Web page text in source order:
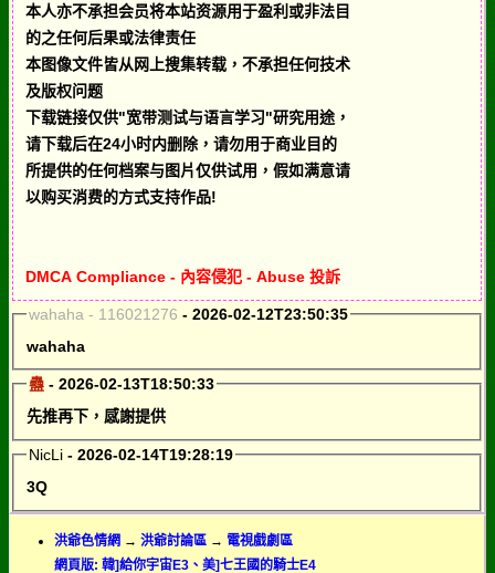
本人亦不承担会员将本站资源用于盈利或非法目
的之任何后果或法律责任
本图像文件皆从网上搜集转载，不承担任何技术
及版权问题
下载链接仅供"宽带测试与语言学习"研究用途，
请下载后在24小时内删除，请勿用于商业目的
所提供的任何档案与图片仅供试用，假如满意请
以购买消费的方式支持作品!
DMCA Compliance - 內容侵犯 - Abuse 投訴
wahaha - 116021276 - 2026-02-12T23:50:35
wahaha
蠱- 2026-02-13T18:50:33
先推再下，感謝提供
NicLi- 2026-02-14T19:28:19
3Q
洪爺色情網 → 洪爺討論區 → 電視戲劇區
網頁版: 韓]給你宇宙E3、美]七王國的騎士E4